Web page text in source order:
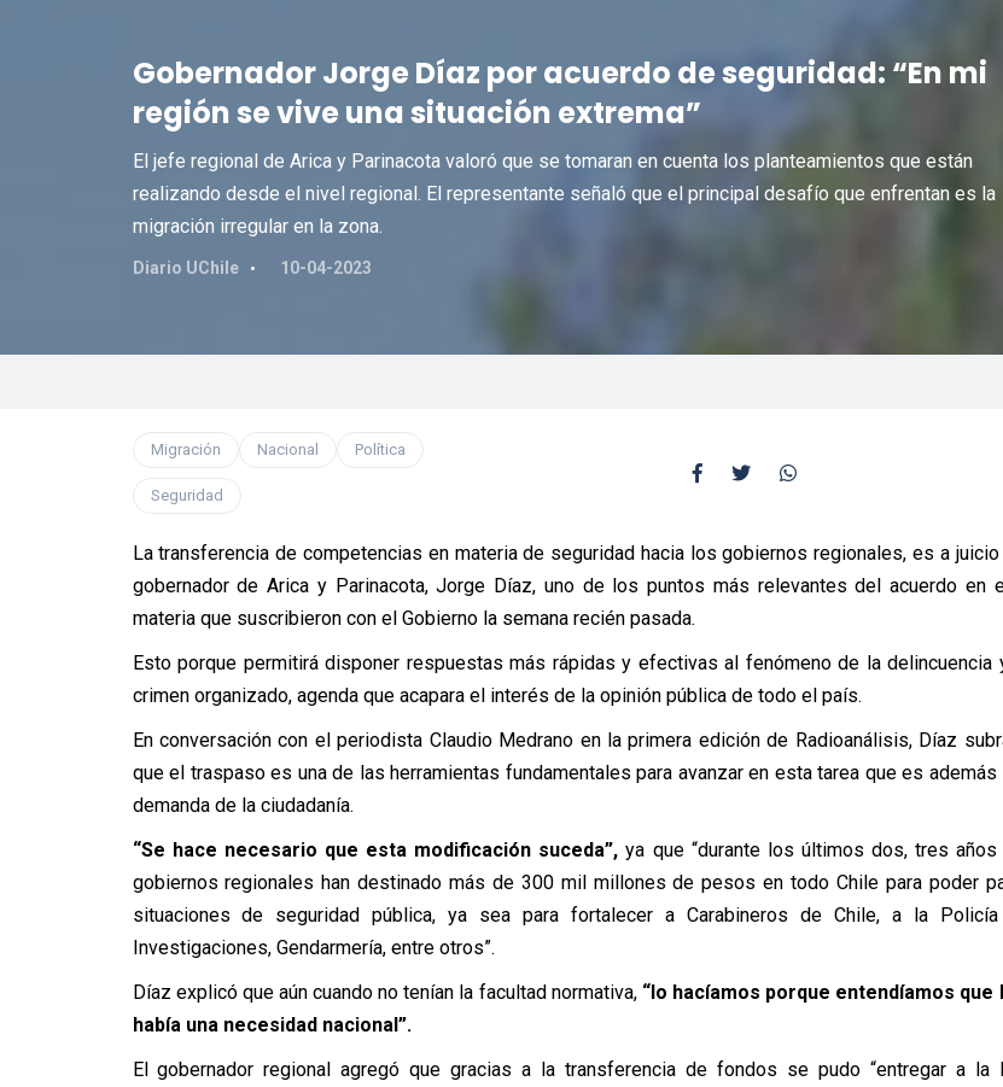
Gobernador Jorge Díaz por acuerdo de seguridad: “En mi
región se vive una situación extrema”
El jefe regional de Arica y Parinacota valoró que se tomaran en cuenta los planteamientos que están
realizando desde el nivel regional. El representante señaló que el principal desafío que enfrentan es la
migración irregular en la zona.
Diario UChile 10-04-2023
Migración Nacional Política
Seguridad
La transferencia de competencias en materia de seguridad hacia los gobiernos regionales, es a
gobernador de Arica y Parinacota, Jorge Díaz, uno de los puntos más relevantes del acuerdo en
materia que suscribieron con el Gobierno la semana recién pasada.
Esto porque permitirá disponer respuestas más rápidas y efectivas al fenómeno de la delincuencia
crimen organizado, agenda que acapara el interés de la opinión pública de todo el país.
En conversación con el periodista Claudio Medrano en la primera edición de Radioanálisis, Díaz
que el traspaso es una de las herramientas fundamentales para avanzar en esta tarea que es además
demanda de la ciudadanía.
“Se hace necesario que esta modificación suceda”, ya que “durante los últimos dos, tres
gobiernos regionales han destinado más de 300 mil millones de pesos en todo Chile para poder
situaciones de seguridad pública, ya sea para fortalecer a Carabineros de Chile, a la
Investigaciones, Gendarmería, entre otros”.
Díaz explicó que aún cuando no tenían la facultad normativa, “lo hacíamos porque entendíamos que
había una necesidad nacional”.
El gobernador regional agregó que gracias a la transferencia de fondos se pudo “entregar a la